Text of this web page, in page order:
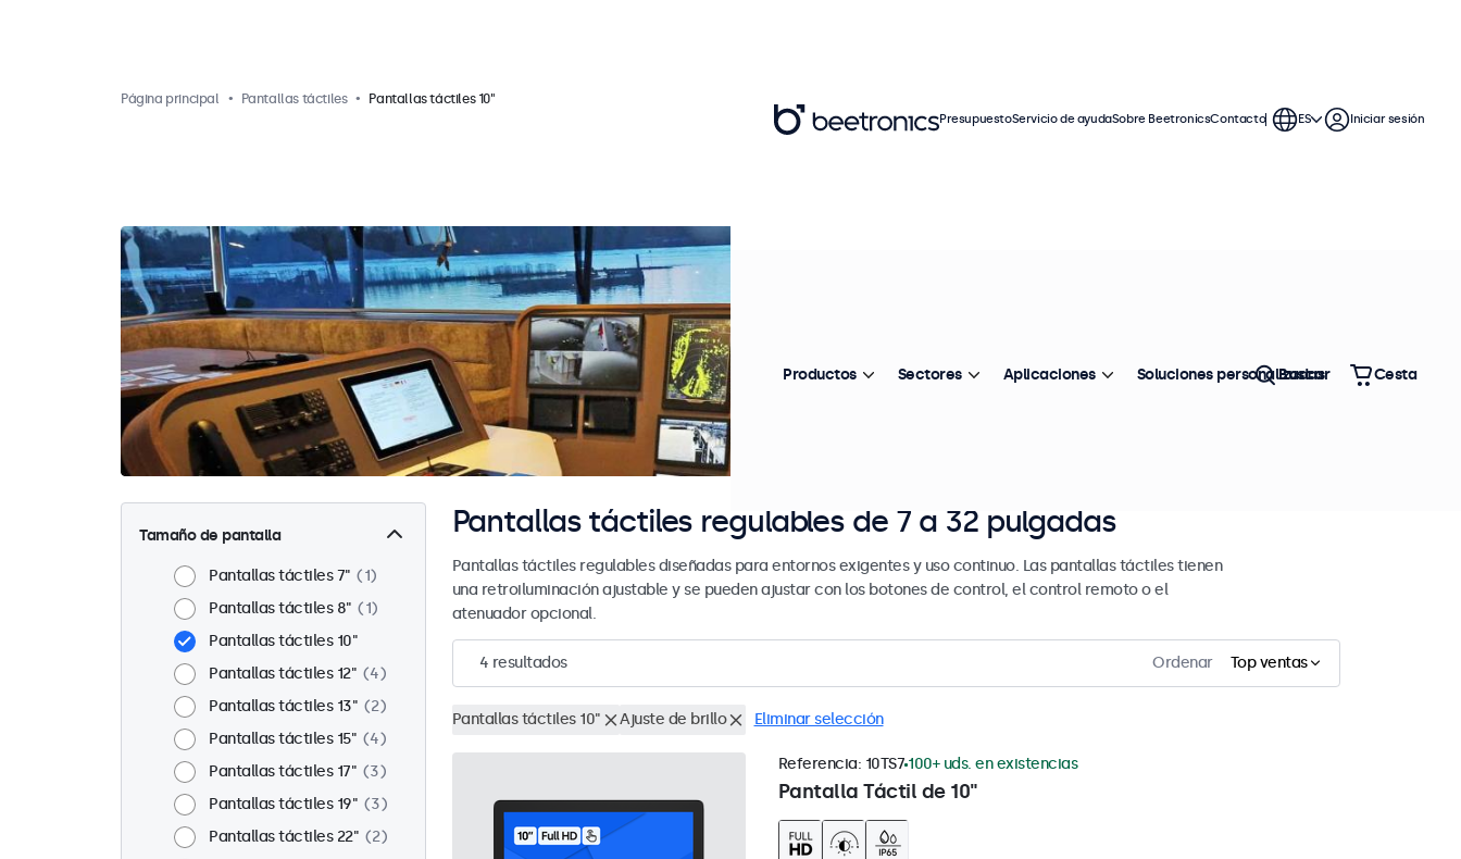
Página principal Pantallas táctiles Pantallas táctiles 10"
Tamaño de pantalla
Pantallas táctiles 7"
1
Pantallas táctiles 8"
1
Pantallas táctiles 10"
Pantallas táctiles 12"
4
Pantallas táctiles 13"
2
Pantallas táctiles 15"
4
Pantallas táctiles 17"
3
Pantallas táctiles 19"
3
Pantallas táctiles 22"
2
Pantallas táctiles regulables de 7 a 32 pulgadas
Pantallas táctiles regulables diseñadas para entornos exigentes y uso continuo. Las pantallas táctiles tienen
una retroiluminación ajustable y se pueden ajustar con los botones de control, el control remoto o el
atenuador opcional.
4 resultados Ordenar Top ventas
Pantallas táctiles 10" Ajuste de brillo Eliminar selección
Pantalla Táctil de 10"
Referencia: 10TS7 100+ uds. en existencias
PresupuestoServicio de ayudaSobre BeetronicsContacto ES Iniciar sesión
Productos Sectores Aplicaciones Soluciones personalizadas
Buscar Cesta